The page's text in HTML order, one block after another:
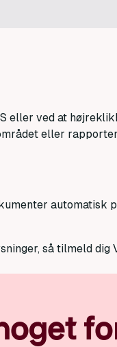
eller ved at
eller
automatisk
så tilmeld dig